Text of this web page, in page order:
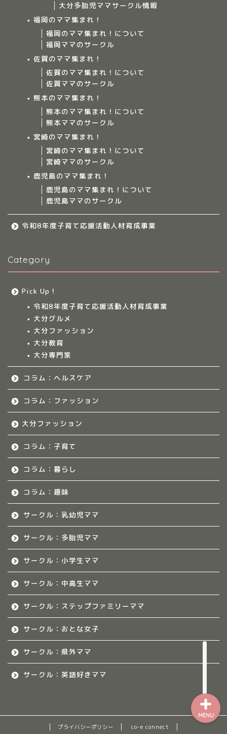
大分多胎児ママサークル情報
福岡のママ集まれ！
福岡のママ集まれ！について
福岡ママのサークル
佐賀のママ集まれ！
佐賀のママ集まれ！について
佐賀ママのサークル
熊本のママ集まれ！
熊本のママ集まれ！について
熊本ママのサークル
宮崎のママ集まれ！
宮崎のママ集まれ！について
宮崎ママのサークル
鹿児島のママ集まれ！
鹿児島のママ集まれ！について
鹿児島ママのサークル
令和8年度子育て応援活動人材育成事業
Category
Pick Up！
令和8年度子育て応援活動人材育成事業
大分グルメ
大分ファッション
大分教育
大分専門家
コラム：ヘルスケア
コラム：ファッション
大分ファッション
コラム：子育て
コラム：暮らし
コラム：趣味
サークル：乳幼児ママ
サークル：多胎児ママ
サークル：小学生ママ
サークル：中高生ママ
サークル：ステップファミリーママ
サークル：おとな女子
サークル：県外ママ
サークル：英語好きママ
プライバシーポリシー co-e connect
MENU
ママ集まれ！について
ママ集まれ！スタッフ
九州のママ集まれ！
大分のママ集まれ！
福岡のママ集まれ！につ
佐賀のママ集まれ！につ
熊本のママ集まれ！につ
熊本ママのサークル